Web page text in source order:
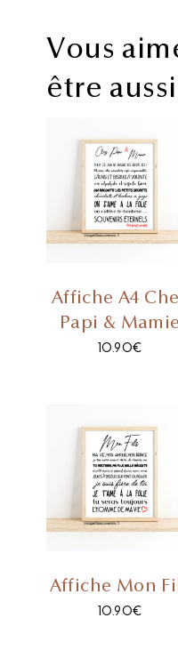
Vous
être
Affiche A4
Papi & Mamie
10.90€
Affiche Mon
10.90€